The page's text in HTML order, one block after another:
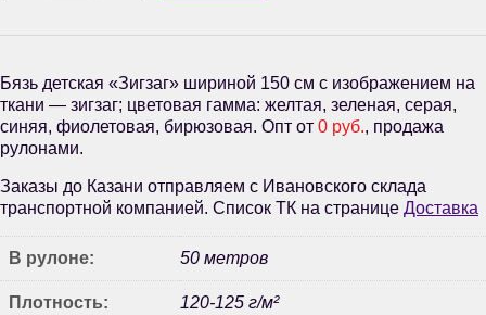
Бязь детская «Зигзаг» шириной 150 см с изображением на
ткани — зигзаг; цветовая гамма: желтая, зеленая, серая,
синяя, фиолетовая, бирюзовая. Опт от 0 руб., продажа
рулонами.
Заказы до Казани отправляем с Ивановского склада
транспортной компанией. Список ТК на странице Доставка
В рулоне: 50 метров
Плотность: 120-125 г/м²